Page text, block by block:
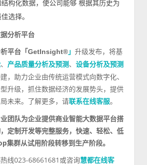
构化数据，使公司能够 根据其历史为
选择。
分析平台
平台「GetInsight®」升级发布，将基
、 产品质量分析及预测、设备分析及预测
，助力企业由传统运营模式向数字化、
升级，抓住数据经济的发展势头，提供
未来。了解更多，请联系在线客服。
团队为企业提供商业智能大数据平台搭
定制开发等完整服务，快速、轻松、低
集群从试用阶段转移到生产阶段。
线023-68661681或咨询慧都在线客